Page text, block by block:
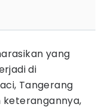
yang
di
Tangerang
keterangannya,